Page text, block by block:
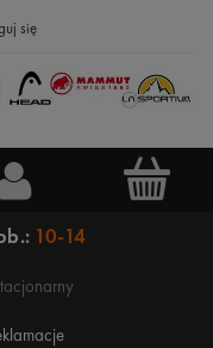
się
10-14